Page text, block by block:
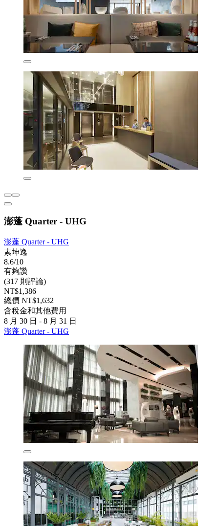
澎蓬 Quarter - UHG
澎蓬 Quarter - UHG
素坤逸
8.6/10
有夠讚
(317 則評論)
NT$1,386
總價 NT$1,632
含稅金和其他費用
8 月 30 日 - 8 月 31 日
澎蓬 Quarter - UHG